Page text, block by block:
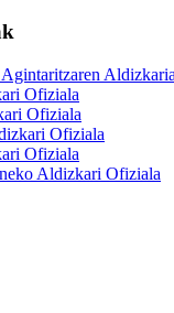
Aldizkaria
Ofiziala
Ofiziala
Ofiziala
Ofiziala
Aldizkari Ofiziala